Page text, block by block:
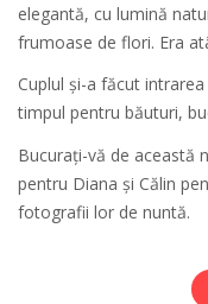
elegantă, cu lumină
frumoase de flori. Era
Cuplul și-a făcut
timpul pentru băuturi,
Bucurați-vă de această
pentru Diana și Călin
fotografii lor de nuntă.